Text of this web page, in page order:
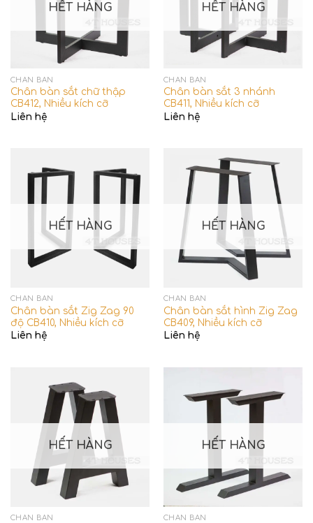
HẾT HÀNG
CHÂN BÀN
Chân bàn sắt chữ thập
CB412, Nhiều kích cỡ
Liên hệ
HẾT HÀNG
CHÂN BÀN
Chân bàn sắt 3 nhánh
CB411, Nhiều kích cỡ
Liên hệ
HẾT HÀNG
CHÂN BÀN
Chân bàn sắt Zig Zag 90
độ CB410, Nhiều kích cỡ
Liên hệ
HẾT HÀNG
CHÂN BÀN
Chân bàn sắt hình Zig Zag
CB409, Nhiều kích cỡ
Liên hệ
HẾT HÀNG
CHÂN BÀN
HẾT HÀNG
CHÂN BÀN